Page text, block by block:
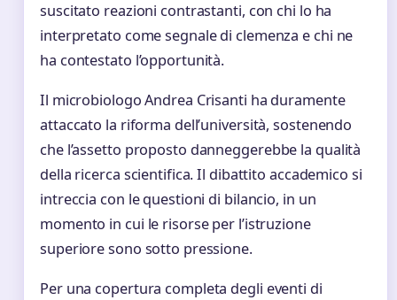
suscitato reazioni contrastanti, con chi lo ha
interpretato come segnale di clemenza e chi ne
ha contestato l’opportunità.
Il microbiologo Andrea Crisanti ha duramente
attaccato la riforma dell’università, sostenendo
che l’assetto proposto danneggerebbe la qualità
della ricerca scientifica. Il dibattito accademico si
intreccia con le questioni di bilancio, in un
momento in cui le risorse per l’istruzione
superiore sono sotto pressione.
Per una copertura completa degli eventi di